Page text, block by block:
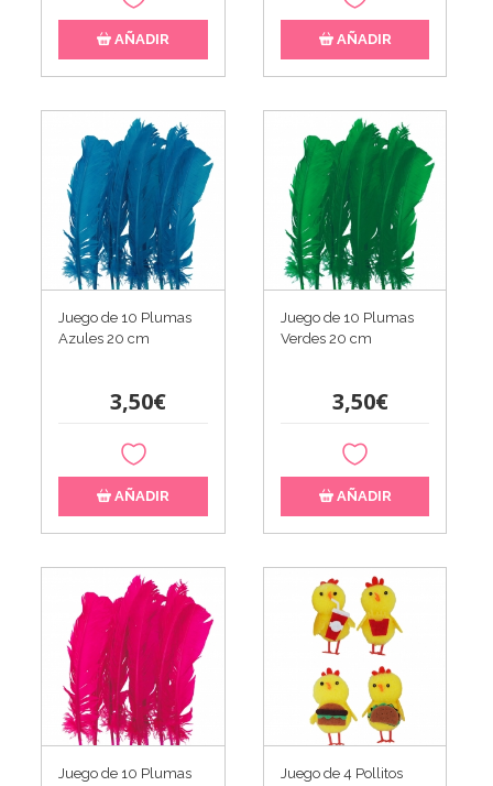
AÑADIR AÑADIR
Juego de 10 Plumas
Azules 20 cm
3,50€
AÑADIR
Juego de 10 Plumas
Verdes 20 cm
3,50€
AÑADIR
Juego de 10 Plumas
Juego de 4 Pollitos